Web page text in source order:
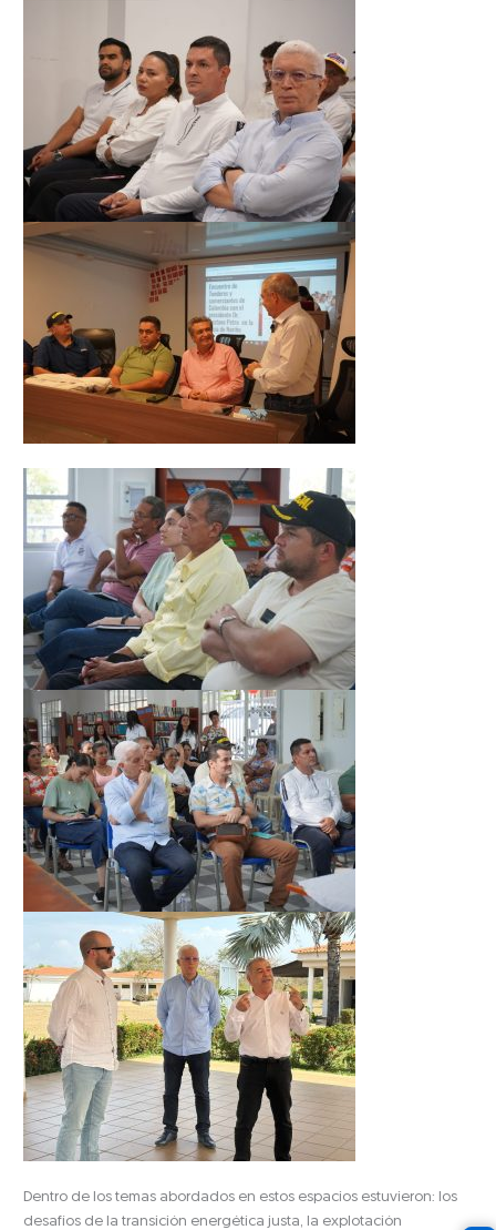
Dentro de los temas abordados en estos espacios estuvieron: los
desafíos de la transición energética justa, la explotación